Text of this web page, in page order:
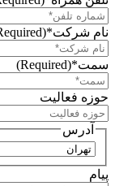
نام شرکت*(Required)
سمت*(Required)
حوزه فعالیت
آدرس
استان
پیام